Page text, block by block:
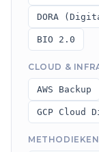
DORA
BIO 2.0
CLOUD &
AWS Backup
GCP Cloud
METHODIEKEN